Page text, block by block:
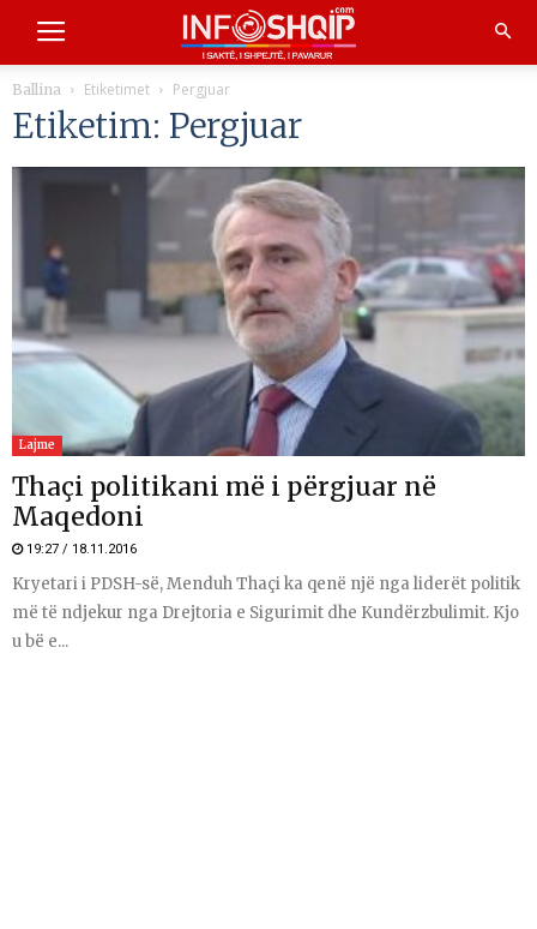
Ballina Etiketimet Pergjuar
Etiketim: Pergjuar
Lajme
Thaçi politikani më i përgjuar në
Maqedoni
19:27 / 18.11.2016
Kryetari i PDSH-së, Menduh Thaçi ka qenë një nga liderët politik
më të ndjekur nga Drejtoria e Sigurimit dhe Kundërzbulimit. Kjo
u bë e...